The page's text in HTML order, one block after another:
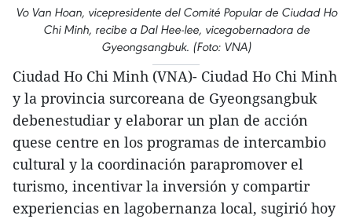
Vo Van Hoan, vicepresidente del Comité Popular de Ciudad Ho
Chi Minh, recibe a Dal Hee-lee, vicegobernadora de
Gyeongsangbuk. (Foto: VNA)
Ciudad Ho Chi Minh (VNA)- Ciudad Ho Chi Minh
y la provincia surcoreana de Gyeongsangbuk
debenestudiar y elaborar un plan de acción
quese centre en los programas de intercambio
cultural y la coordinación parapromover el
turismo, incentivar la inversión y compartir
experiencias en lagobernanza local, sugirió hoy